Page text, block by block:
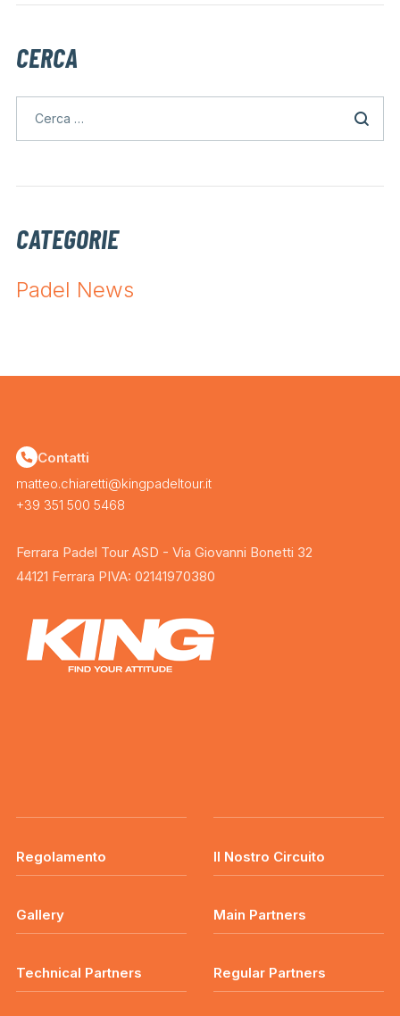
CERCA
CATEGORIE
Padel News
Contatti
matteo.chiaretti@kingpadeltour.it
+39 351 500 5468
Ferrara Padel Tour ASD - Via Giovanni Bonetti 32
44121 Ferrara PIVA: 02141970380
Regolamento Il Nostro Circuito
Gallery Main Partners
Technical Partners Regular Partners